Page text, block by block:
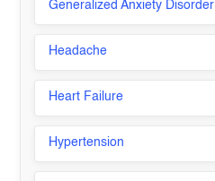
Generalized Anxiety Disorder
Headache
Heart Failure
Hypertension